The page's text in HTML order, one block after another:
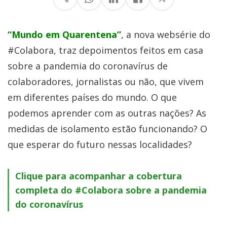
“Mundo em Quarentena”, a nova websérie do
#Colabora, traz depoimentos feitos em casa
sobre a pandemia do coronavírus de
colaboradores, jornalistas ou não, que vivem
em diferentes países do mundo. O que
podemos aprender com as outras nações? As
medidas de isolamento estão funcionando? O
que esperar do futuro nessas localidades?
Clique para acompanhar a cobertura
completa do #Colabora sobre a pandemia
do coronavírus